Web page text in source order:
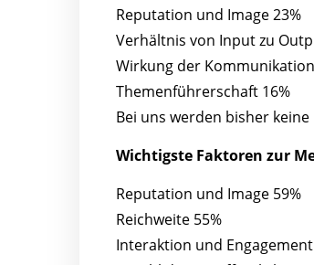
Reputation und Image 23%
Verhältnis von Input zu
Wirkung der
Themenführerschaft 16%
Bei uns werden bisher
Wichtigste Faktoren zur
Reputation und Image 59%
Reichweite 55%
Interaktion und Engagement